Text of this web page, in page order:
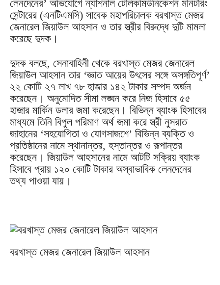
লেনদেনের’ অভিযোগে ন্যাশনাল টেলিকমিউনিকেশন মনিটরিং
সেন্টারের (এনটিএমসি) সাবেক মহাপরিচালক বরখাস্ত মেজর
জেনারেল জিয়াউল আহসান ও তার স্ত্রীর বিরুদ্ধে দুটি মামলা
করেছে দুদক।
দুদক বলছে, সেনাবাহিনী থেকে বরখাস্ত মেজর জেনারেল
জিয়াউল আহসান তার ‘জ্ঞাত আয়ের উৎসের সঙ্গে অসঙ্গতিপূর্ণ’
২২ কোটি ২৭ লাখ ৭৮ হাজার ১৪২ টাকার সম্পদ অর্জন
করেছেন। অনুমোদিত সীমা লঙ্ঘন করে নিজ হিসাবে ৫৫
হাজার মার্কিন ডলার জমা করেছেন। বিভিন্ন ব্যাংক হিসাবের
মাধ্যমে তিনি বিপুল পরিমাণ অর্থ জমা করে স্ত্রী নুসরাত
জাহানের ‘সহযোগিতা ও যোগসাজশে’ বিভিন্ন ব্যক্তি ও
প্রতিষ্ঠানের নামে স্থানান্তর, হস্তান্তর ও রূপান্তর
করেছেন। জিয়াউল আহসানের নামে আটটি সক্রিয় ব্যাংক
হিসাবে প্রায় ১২০ কোটি টাকার অস্বাভাবিক লেনদেনের
তথ্য পাওয়া যায়।
বরখাস্ত মেজর জেনারেল জিয়াউল আহসান